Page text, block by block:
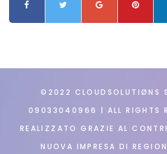
©2022 CLOUDSOLUTIØNS
09033040966 | ALL RIGHTS
REALIZZATO GRAZIE AL
NUOVA IMPRESA DI